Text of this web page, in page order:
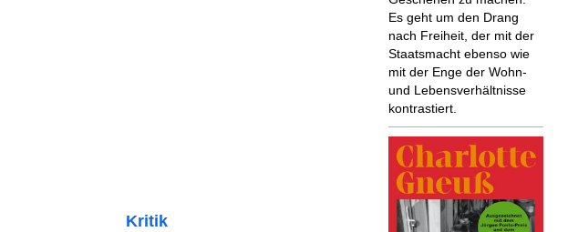
Kritik
Es geht um den Drang
nach Freiheit, der mit der
Staatsmacht ebenso wie
mit der Enge der Wohn-
und Lebensverhältnisse
kontrastiert.